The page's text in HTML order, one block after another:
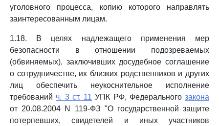
уголовного процесса, копию которого направлять
заинтересованным лицам.
1.18. В целях надлежащего применения мер
безопасности в отношении подозреваемых
(обвиняемых), заключивших досудебное соглашение
о сотрудничестве, их близких родственников и других
лиц обеспечить неукоснительное исполнение
требований ч. 3 ст. 11 УПК РФ, Федерального закона
от 20.08.2004 N 119-ФЗ "О государственной защите
потерпевших, свидетелей и иных участников